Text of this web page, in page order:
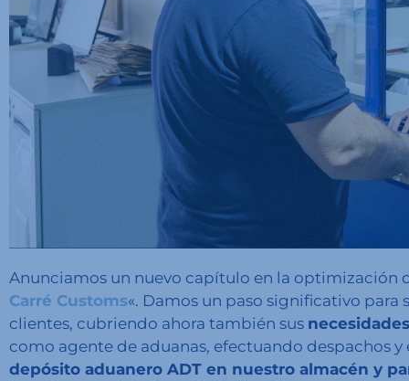
Anunciamos un nuevo capítulo en la optimización
Carré Customs«. Damos un paso significativo
clientes, cubriendo ahora también sus
como agente de aduanas, efectuando despachos
depósito aduanero ADT en nuestro almacén y